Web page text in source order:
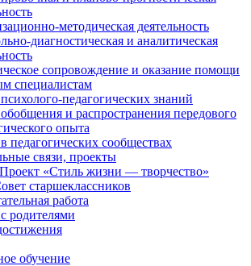
методическая деятельность
диагностическая и аналитическая
сопровождение и оказание помощи
специалистам
педагогических знаний
и распространения передового
опыта
педагогических сообществах
связи, проекты
«Стиль жизни — творчество»
старшеклассников
работа
родителями
обучение